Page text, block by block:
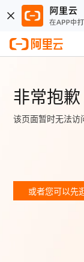
非常抱歉
该页面暂时无法访
或者您可以先